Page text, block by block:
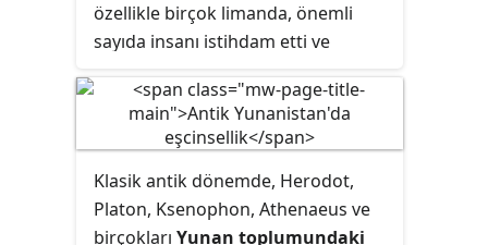
"dediticii" istisnaları hakkından
sahip olmasına karar veriyordu.
özellikle birçok limanda, önemli
sayıda insanı istihdam etti ve
bölümünü temsil etti. Fahişelik gizli
olmaktan uzaktı; şehirler
genelevleri reddetmiyor, sadece
onlar hakkında düzenlemeler
yapıyordu.
Klasik antik dönemde, Herodot,
Platon, Ksenophon, Athenaeus ve
birçokları Yunan toplumundaki